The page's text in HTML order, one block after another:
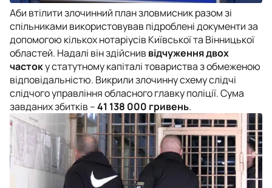
Аби втілити злочинний план зловмисник разом зі
спільниками використовував підроблені документи за
допомогою кількох нотаріусів Київської та Вінницької
областей. Надалі він здійснив відчуження двох
частоку статутному капіталі товариства з обмеженою
відповідальністю. Викрили злочинну схему слідчі
слідчого управління обласного главку поліції. Сума
завданих збитків –41 138 000 гривень.